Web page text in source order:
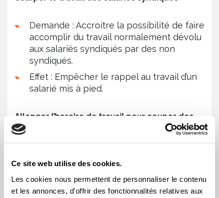
Ce site web utilise des cookies.
Les cookies nous permettent de personnaliser le contenu
et les annonces, d'offrir des fonctionnalités relatives aux
Demande : Accroitre la possibilité de faire
accomplir du travail normalement dévolu
aux salariés syndiqués par des non
syndiqués.
Effet : Empêcher le rappel au travail d’un
salarié mis à pied.
Allonger l’horaire de travail pour couper des
emplois
h 30 au vendredi minuit.